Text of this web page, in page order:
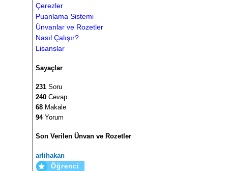
Çerezler
Puanlama Sistemi
Ünvanlar ve Rozetler
Nasıl Çalışır?
Lisanslar
Sayaçlar
231 Soru
240 Cevap
68 Makale
94Yorum
Son Verilen Ünvan ve Rozetler
arlihakan
Öğrenci